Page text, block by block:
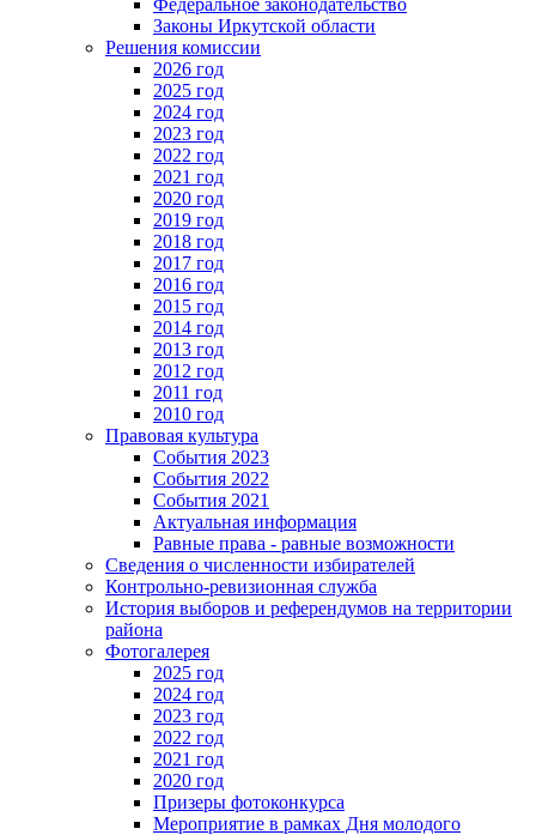
Федеральное законодательство
Законы Иркутской области
Решения комиссии
2026 год
2025 год
2024 год
2023 год
2022 год
2021 год
2020 год
2019 год
2018 год
2017 год
2016 год
2015 год
2014 год
2013 год
2012 год
2011 год
2010 год
Правовая культура
События 2023
События 2022
События 2021
Актуальная информация
Равные права - равные возможности
Сведения о численности избирателей
Контрольно-ревизионная служба
История выборов и референдумов на территории
района
Фотогалерея
2025 год
2024 год
2023 год
2022 год
2021 год
2020 год
Призеры фотоконкурса
Мероприятие в рамках Дня молодого